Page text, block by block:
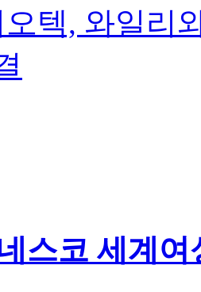
텍, 와일리
스코 세계